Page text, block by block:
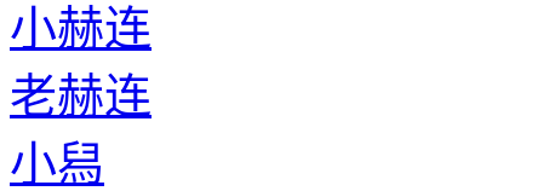
小赫连
老赫连
小舄